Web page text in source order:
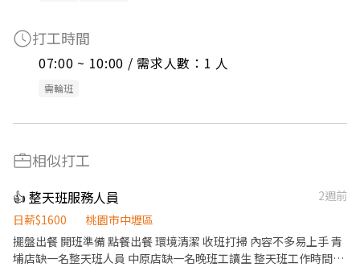
打工時間
07:00 ~ 10:00 / 需求人數：1 人
需輪班
相似打工
👍 整天班服務人員
2週前
日薪$1600
桃園市中壢區
擺盤出餐 開班準備 點餐出餐 環境清潔 收班打掃 內容不多易上手 青
埔店缺一名整天班人員 中原店缺一名晚班工讀生 整天班工作時間